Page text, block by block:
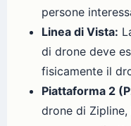
persone
Linea di Vista:
di drone deve
fisicamente il
Piattaforma 2
drone di